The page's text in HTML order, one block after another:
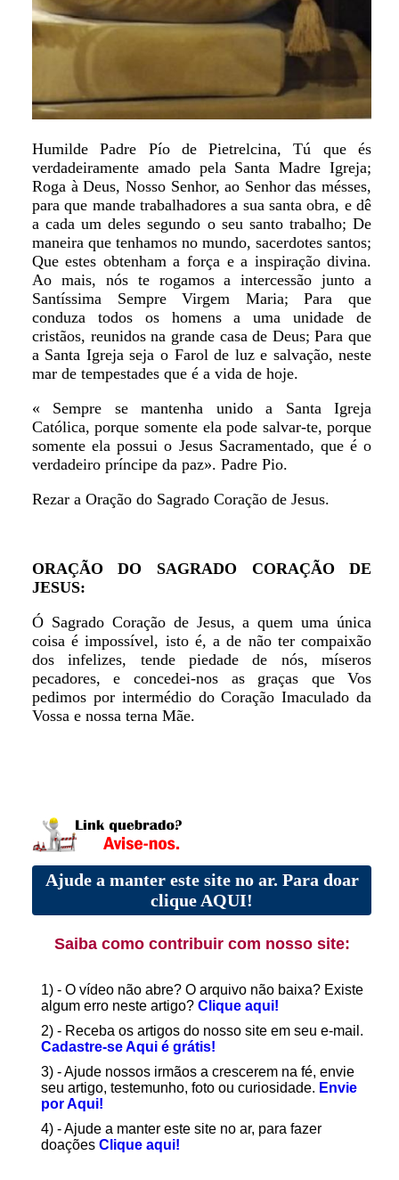
Humilde Padre Pío de Pietrelcina, Tú que és
verdadeiramente amado pela Santa Madre Igreja;
Roga à Deus, Nosso Senhor, ao Senhor das mésses,
para que mande trabalhadores a sua santa obra, e dê
a cada um deles segundo o seu santo trabalho; De
maneira que tenhamos no mundo, sacerdotes santos;
Que estes obtenham a força e a inspiração divina.
Ao mais, nós te rogamos a intercessão junto a
Santíssima Sempre Virgem Maria; Para que
conduza todos os homens a uma unidade de
cristãos, reunidos na grande casa de Deus; Para que
a Santa Igreja seja o Farol de luz e salvação, neste
mar de tempestades que é a vida de hoje.
« Sempre se mantenha unido a Santa Igreja
Católica, porque somente ela pode salvar-te, porque
somente ela possui o Jesus Sacramentado, que é o
verdadeiro príncipe da paz». Padre Pio.
Rezar a Oração do Sagrado Coração de Jesus.
ORAÇÃO DO SAGRADO CORAÇÃO DE
JESUS:
Ó Sagrado Coração de Jesus, a quem uma única
coisa é impossível, isto é, a de não ter compaixão
dos infelizes, tende piedade de nós, míseros
pecadores, e concedei-nos as graças que Vos
pedimos por intermédio do Coração Imaculado da
Vossa e nossa terna Mãe.
Ajude a manter este site no ar. Para doar
clique AQUI!
Saiba como contribuir com nosso site:
1) - O vídeo não abre? O arquivo não baixa? Existe
algum erro neste artigo? Clique aqui!
2) - Receba os artigos do nosso site em seu e-mail.
Cadastre-se Aqui é grátis!
3) - Ajude nossos irmãos a crescerem na fé, envie
seu artigo, testemunho, foto ou curiosidade. Envie
por Aqui!
4) - Ajude a manter este site no ar, para fazer
doações Clique aqui!